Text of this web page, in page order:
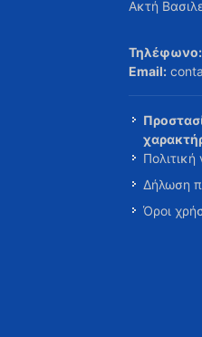
Ακτή
Τηλέφωνο:
Email:
Δήλωση
Όροι